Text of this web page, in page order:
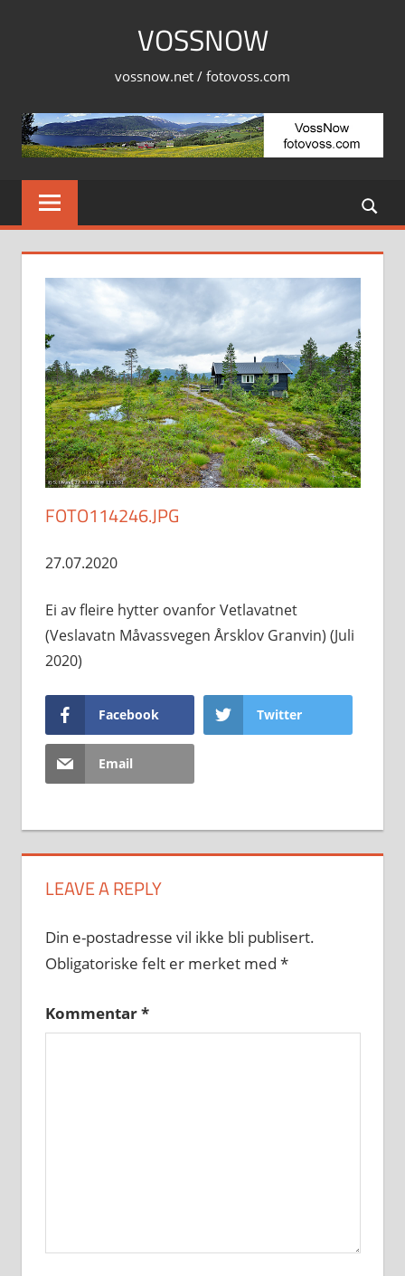
VOSSNOW
vossnow.net / fotovoss.com
FOTO114246.JPG
27.07.2020
Ei av fleire hytter ovanfor Vetlavatnet
(Veslavatn Måvassvegen Årsklov Granvin) (Juli
2020)
Facebook Twitter
Email
LEAVE A REPLY
Din e-postadresse vil ikke bli publisert.
Obligatoriske felt er merket med *
Kommentar*